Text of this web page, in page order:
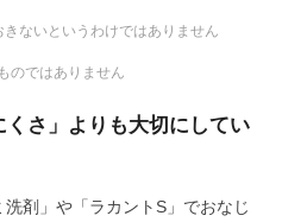
ないというわけではありません
ではありません
さ」よりも大切にしてい
洗剤」や「ラカントS」でおなじ